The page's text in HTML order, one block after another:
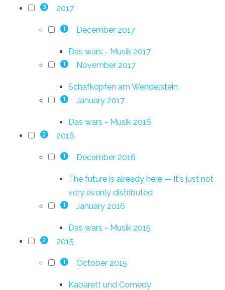
3 2017
1 December 2017
Das wars - Musik 2017
1 November 2017
Schafkopfen am Wendelstein
1 January 2017
Das wars - Musik 2016
2 2016
1 December 2016
The future is already here — it's just not
very evenly distributed
1 January 2016
Das wars - Musik 2015
2 2015
1 October 2015
Kabarett und Comedy